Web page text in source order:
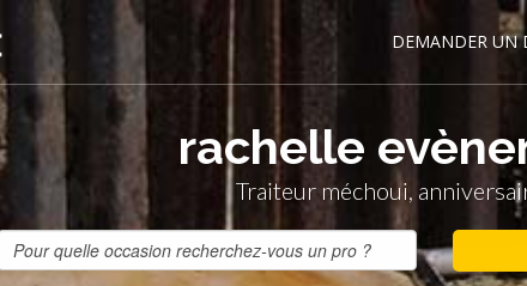
DEMANDER UN
rachelle
Traiteur méchoui,